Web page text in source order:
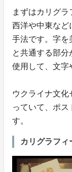
まずはカリグラ
西洋や中東など
手法です。字を
と共通する部
使用して、文字
ウクライナ文
っていて、ポス
す。
カリグラフィ